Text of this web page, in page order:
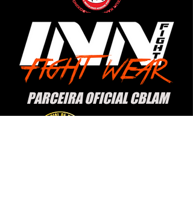
PARCEIRA OFICIAL CBLAM